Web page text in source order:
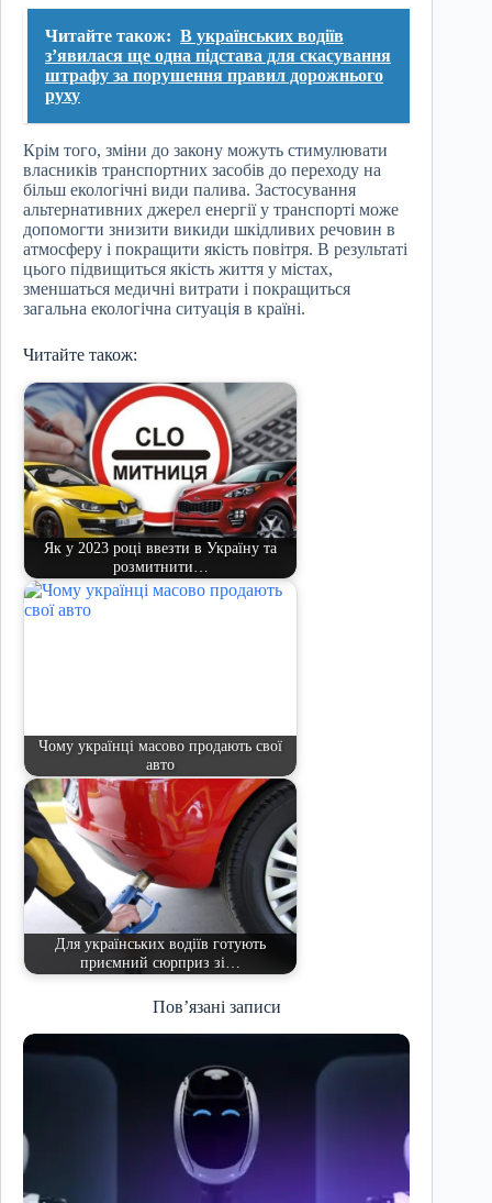
Читайте також: В українських водіїв
з’явилася ще одна підстава для скасування
штрафу за порушення правил дорожнього
руху
Крім того, зміни до закону можуть стимулювати
власників транспортних засобів до переходу на
більш екологічні види палива. Застосування
альтернативних джерел енергії у транспорті може
допомогти знизити викиди шкідливих речовин в
атмосферу і покращити якість повітря. В результаті
цього підвищиться якість життя у містах,
зменшаться медичні витрати і покращиться
загальна екологічна ситуація в країні.
Читайте також:
Як у 2023 році ввезти в Україну та
розмитнити…
Чому українці масово продають свої
авто
Для українських водіїв готують
приємний сюрприз зі…
Пов’язані записи